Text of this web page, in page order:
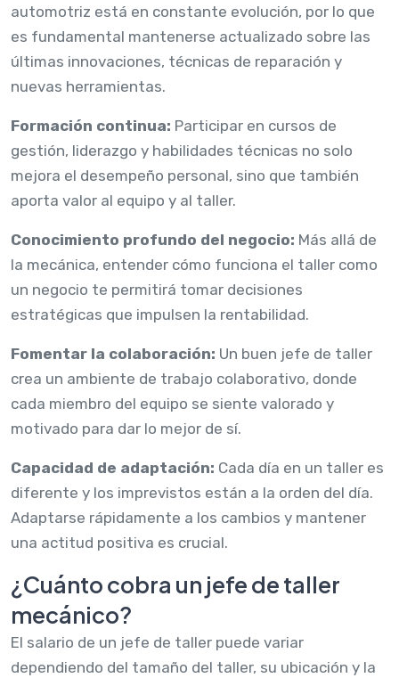
automotriz está en constante evolución, por lo que
es fundamental mantenerse actualizado sobre las
últimas innovaciones, técnicas de reparación y
nuevas herramientas.
Formación continua: Participar en cursos de
gestión, liderazgo y habilidades técnicas no solo
mejora el desempeño personal, sino que también
aporta valor al equipo y al taller.
Conocimiento profundo del negocio: Más allá de
la mecánica, entender cómo funciona el taller como
un negocio te permitirá tomar decisiones
estratégicas que impulsen la rentabilidad.
Fomentar la colaboración: Un buen jefe de taller
crea un ambiente de trabajo colaborativo, donde
cada miembro del equipo se siente valorado y
motivado para dar lo mejor de sí.
Capacidad de adaptación: Cada día en un taller es
diferente y los imprevistos están a la orden del día.
Adaptarse rápidamente a los cambios y mantener
una actitud positiva es crucial.
¿Cuánto cobra un jefe de taller
mecánico?
El salario de un jefe de taller puede variar
dependiendo del tamaño del taller, su ubicación y la